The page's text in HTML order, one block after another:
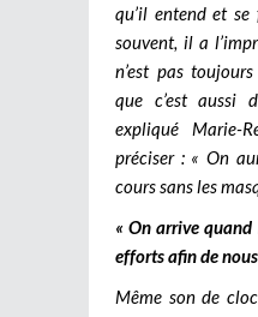
qu’il entend et
souvent, il a
n’est pas
que c’est
expliqué Marie-
préciser : « On
cours sans les
« On arrive
efforts afin de
Même son de